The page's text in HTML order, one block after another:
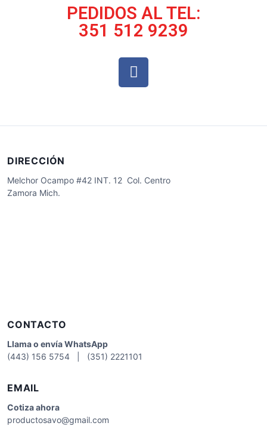
PEDIDOS AL TEL:
351 512 9239
DIRECCIÓN
Melchor Ocampo #42 INT. 12 Col. Centro
Zamora Mich.
CONTACTO
Llama o envía WhatsApp
(443) 156 5754 | (351) 2221101
EMAIL
Cotizaahora
productosavo@gmail.com